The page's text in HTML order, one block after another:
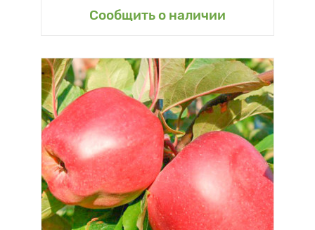
Сообщить о наличии